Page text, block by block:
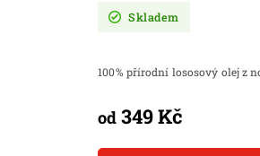
Skladem
od 349 Kč
100% přírodní lososový olej z